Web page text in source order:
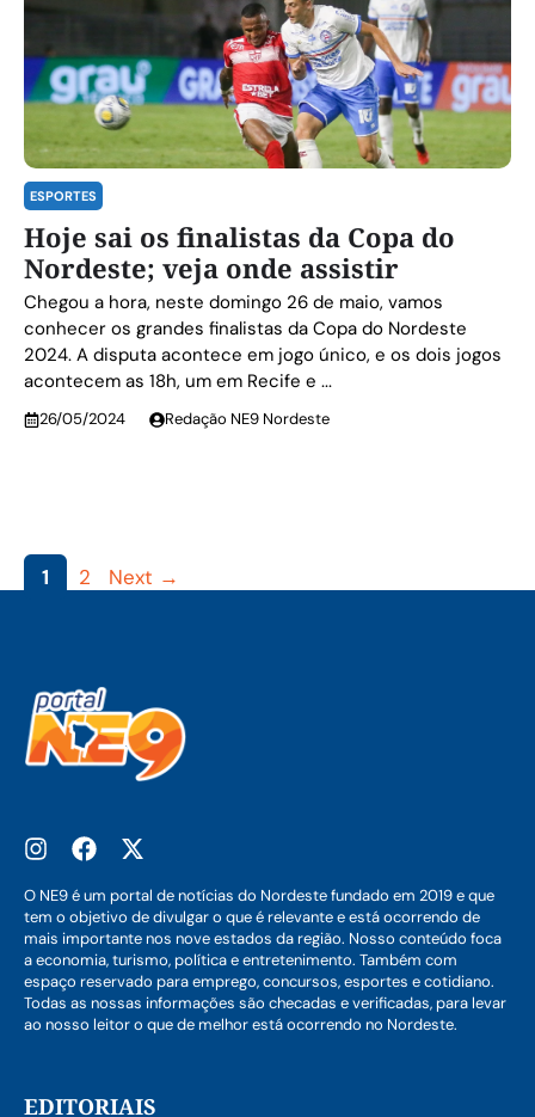
ESPORTES
Hoje sai os finalistas da Copa do
Nordeste; veja onde assistir
Chegou a hora, neste domingo 26 de maio, vamos
conhecer os grandes finalistas da Copa do Nordeste
2024. A disputa acontece em jogo único, e os dois jogos
acontecem as 18h, um em Recife e ...
26/05/2024 Redação NE9 Nordeste
Page
1 Page
2 Next →
O NE9 é um portal de notícias do Nordeste fundado em 2019 e que
tem o objetivo de divulgar o que é relevante e está ocorrendo de
mais importante nos nove estados da região. Nosso conteúdo foca
a economia, turismo, política e entretenimento. Também com
espaço reservado para emprego, concursos, esportes e cotidiano.
Todas as nossas informações são checadas e verificadas, para levar
ao nosso leitor o que de melhor está ocorrendo no Nordeste.
EDITORIAIS